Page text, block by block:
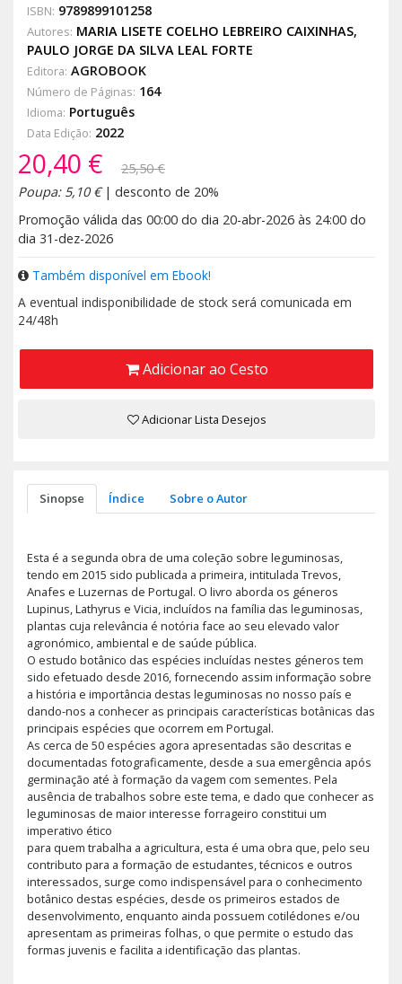
ISBN: 9789899101258
Autores: MARIA LISETE COELHO LEBREIRO CAIXINHAS,
PAULO JORGE DA SILVA LEAL FORTE
Editora: AGROBOOK
Número de Páginas: 164
Idioma: Português
Data Edição: 2022
20,40 €
25,50 €
Poupa: 5,10 €| desconto de 20%
Promoção válida das 00:00 do dia 20-abr-2026 às 24:00 do
dia 31-dez-2026
Também disponível em Ebook!
A eventual indisponibilidade de stock será comunicada em
24/48h
Adicionar ao Cesto
Adicionar Lista Desejos
Sinopse Índice Sobre o Autor
Esta é a segunda obra de uma coleção sobre leguminosas,
tendo em 2015 sido publicada a primeira, intitulada Trevos,
Anafes e Luzernas de Portugal. O livro aborda os géneros
Lupinus, Lathyrus e Vicia, incluídos na família das leguminosas,
plantas cuja relevância é notória face ao seu elevado valor
agronómico, ambiental e de saúde pública.
O estudo botânico das espécies incluídas nestes géneros tem
sido efetuado desde 2016, fornecendo assim informação sobre
a história e importância destas leguminosas no nosso país e
dando-nos a conhecer as principais características botânicas das
principais espécies que ocorrem em Portugal.
As cerca de 50 espécies agora apresentadas são descritas e
documentadas fotograficamente, desde a sua emergência após
germinação até à formação da vagem com sementes. Pela
ausência de trabalhos sobre este tema, e dado que conhecer as
leguminosas de maior interesse forrageiro constitui um
imperativo ético
para quem trabalha a agricultura, esta é uma obra que, pelo seu
contributo para a formação de estudantes, técnicos e outros
interessados, surge como indispensável para o conhecimento
botânico destas espécies, desde os primeiros estados de
desenvolvimento, enquanto ainda possuem cotilédones e/ou
apresentam as primeiras folhas, o que permite o estudo das
formas juvenis e facilita a identificação das plantas.